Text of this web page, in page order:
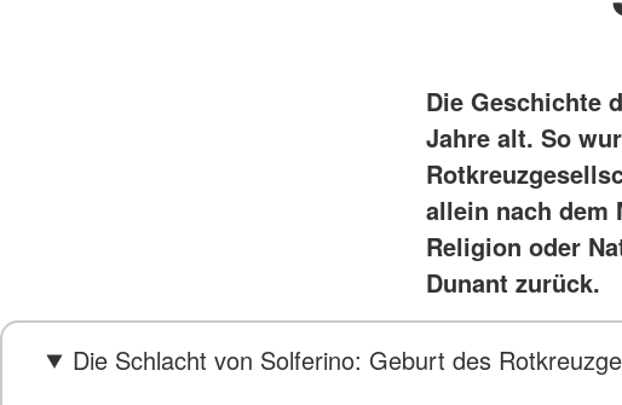
Die Geschichte
Jahre alt. So
allein nach dem
Religion oder
Dunant zurück.
Die Schlacht von Solferino: Geburt des